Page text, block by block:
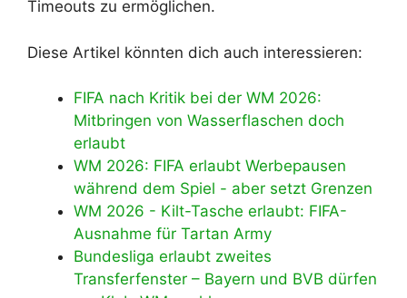
Timeouts zu ermöglichen.
Diese Artikel könnten dich auch interessieren:
FIFA nach Kritik bei der WM 2026:
Mitbringen von Wasserflaschen doch
erlaubt
WM 2026: FIFA erlaubt Werbepausen
während dem Spiel - aber setzt Grenzen
WM 2026 - Kilt-Tasche erlaubt: FIFA-
Ausnahme für Tartan Army
Bundesliga erlaubt zweites
Transferfenster – Bayern und BVB dürfen